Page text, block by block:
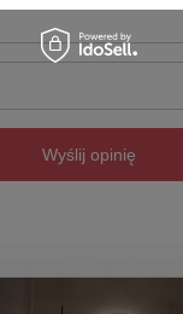
Wyślij opinię